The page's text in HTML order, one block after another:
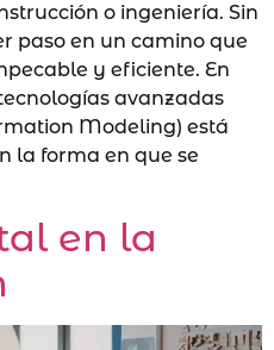
o ingeniería. Sin
paso en un camino que
y eficiente. En
avanzadas
Modeling) está
la forma en que se
en la